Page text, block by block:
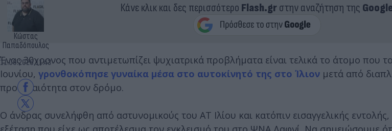
Κώστας
Παπαδόπουλος
11.06.2026 11:43
Κάνε κλικ και δες περισσότερο Flash.grστην αναζήτηση της
Ένας 30χρονος που αντιμετωπίζει ψυχιατρικά προβλήματα είναι τελικά το άτομο που
Ιουνίου, γρονθοκόπησε γυναίκα μέσα στο αυτοκίνητό της στο Ίλιον μετά από
προτεραιότητα στον δρόμο.
Ο άνδρας συνελήφθη από αστυνομικούς του ΑΤ Ιλίου και κατόπιν εισαγγελικής